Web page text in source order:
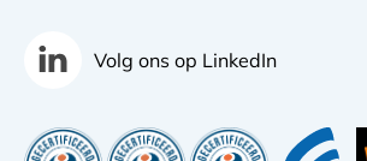
Volg ons op LinkedIn